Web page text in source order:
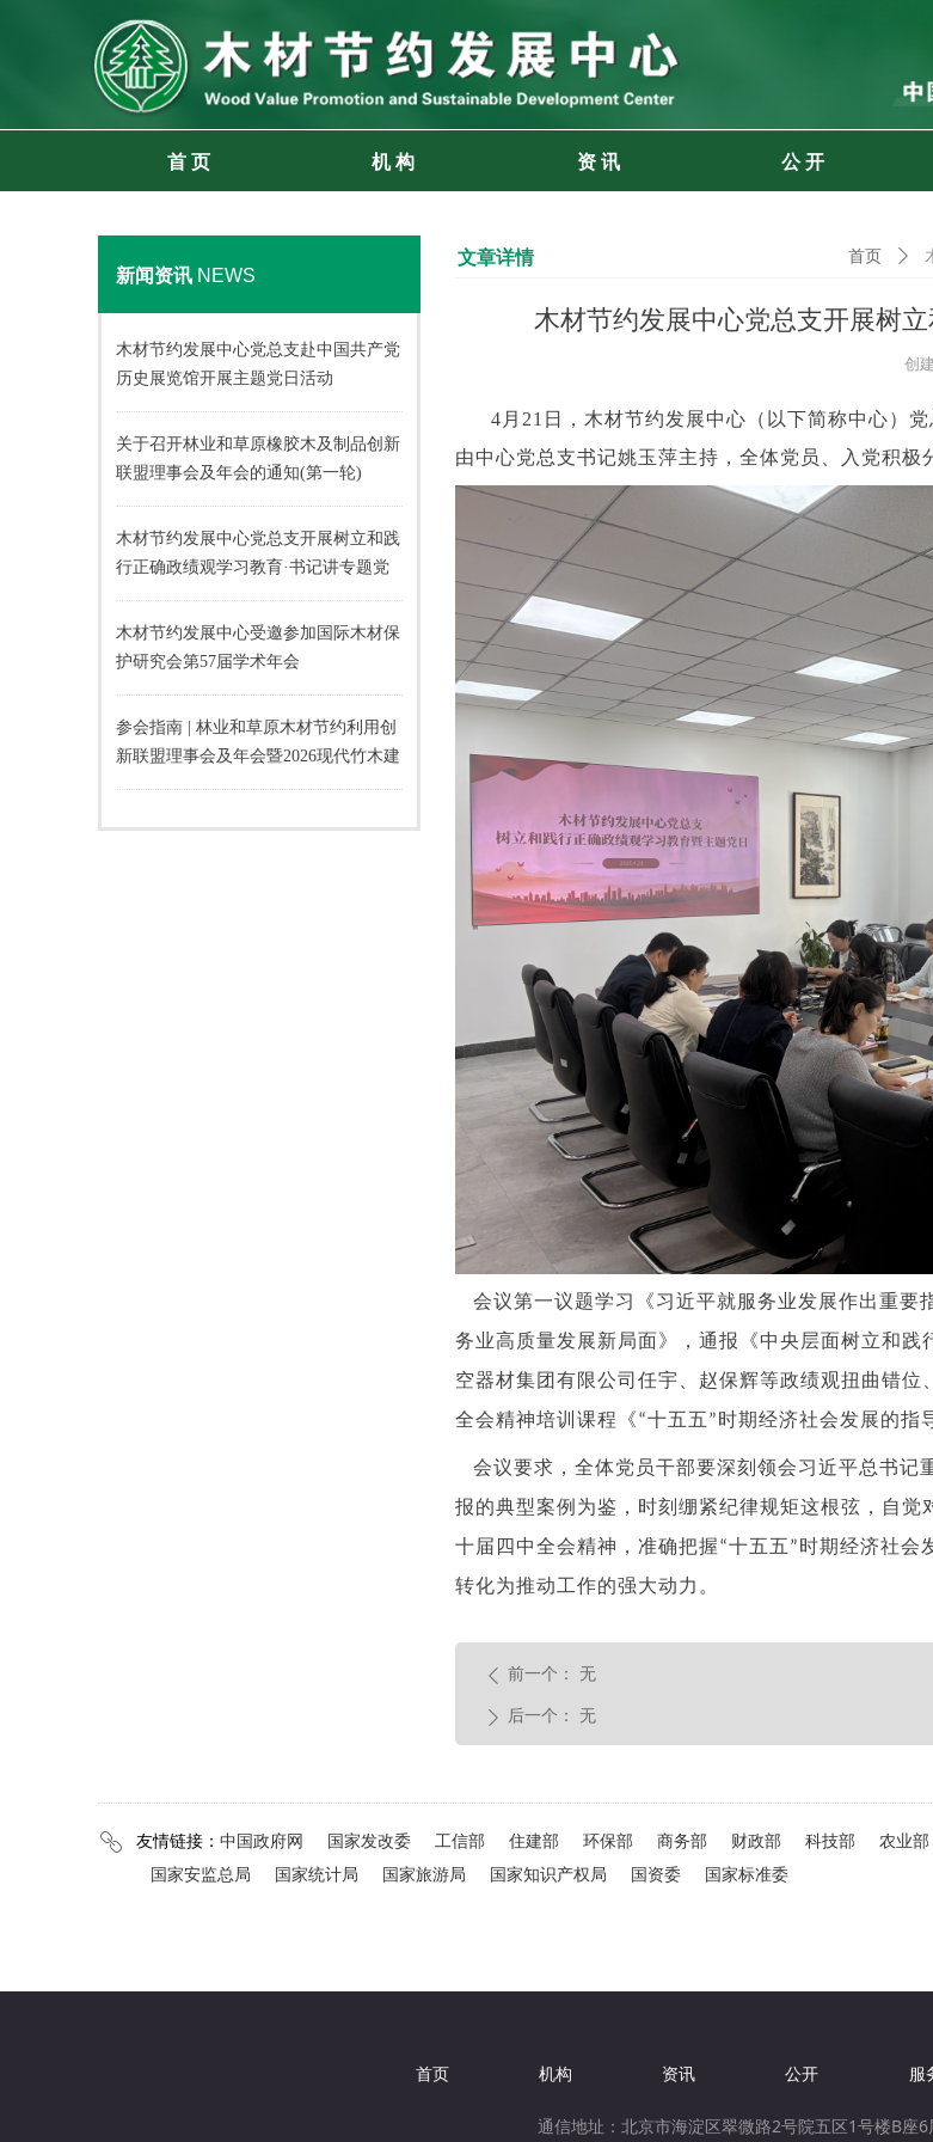
首 页 机 构 资 讯 公 开
新闻资讯 NEWS
木材节约发展中心党总支赴中国共产党
历史展览馆开展主题党日活动
关于召开林业和草原橡胶木及制品创新
联盟理事会及年会的通知(第一轮)
木材节约发展中心党总支开展树立和践
行正确政绩观学习教育·书记讲专题党
课活动
木材节约发展中心受邀参加国际木材保
护研究会第57届学术年会
参会指南 | 林业和草原木材节约利用创
新联盟理事会及年会暨2026现代竹木建
材应用推广交流会即将召开！
木材节约发展中心党总支开展树
4 月 21 日，木材节约发展中心（以下简称中心）
由中心党总支书记姚玉萍主持，全体党员、入党积极
会议第一议题学习《习近平就服务业发展作出重要
务业高质量发展新局面》，通报《中央层面树立和践
空器材集团有限公司任宇、赵保辉等政绩观扭曲错
全会精神培训课程《“十五五”时期经济社会发展的指
会议要求，全体党员干部要深刻领会习近平总书记
报的典型案例为鉴，时刻绷紧纪律规矩这根弦，自
十届四中全会精神，准确把握“十五五”时期经济社会
转化为推动工作的强大动力。
文章详情 首页 ꄲ
创
ꁓ 友情链接： 中国政府网 国家发改委 工信部 住建部 环保部 商务部 财政部 科技部 农业部
国家安监总局
国家统计局 国家旅游局 国家知识产权局 国资委 国家标准委
ꄴ 前一个： 无
ꄲ 后一个： 无
首页 机构 资讯 公开 服
通信地址：北京市海淀区翠微路2号院五区1号楼B